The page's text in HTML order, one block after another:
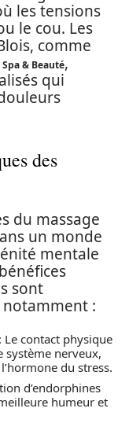
les tensions
le cou. Les
comme
Spa & Beauté,
qui
des
du massage
un monde
mentale
sont
:
: Le contact physique
système nerveux,
du stress.
d’endorphines
humeur et